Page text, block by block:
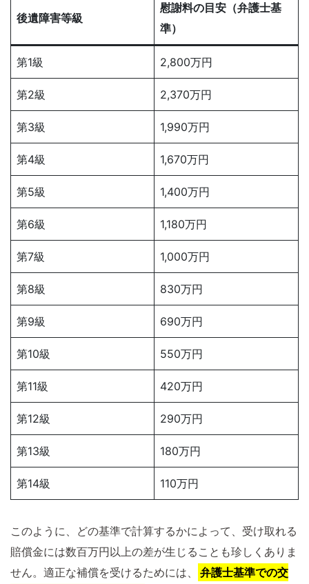
後遺障害等級
慰謝料の目安（弁護士基
準）
第1級 2,800万円
第2級 2,370万円
第3級 1,990万円
第4級 1,670万円
第5級 1,400万円
第6級 1,180万円
第7級 1,000万円
第8級 830万円
第9級 690万円
第10級 550万円
第11級 420万円
第12級 290万円
第13級 180万円
第14級 110万円
このように、どの基準で計算するかによって、受け取れる
賠償金には数百万円以上の差が生じることも珍しくありま
せん。適正な補償を受けるためには、
弁護士基準での交